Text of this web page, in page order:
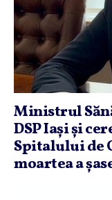
Ministrul
DSP Iaşi şi
Spitalului de
moartea a